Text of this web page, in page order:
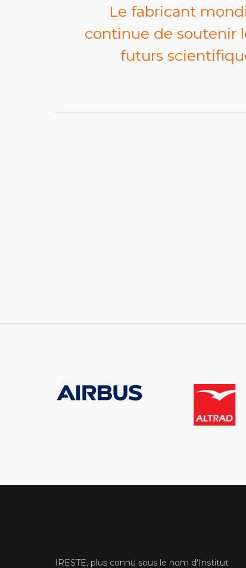
Le fabricant
continue de soutenir
futurs
IRESTE, plus connu sous le nom d'Institut